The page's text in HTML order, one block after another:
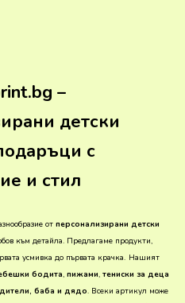
–
детски
с
и стил
от персонализирани детски
към детайла. Предлагаме продукти,
усмивка до първата крачка. Нашият
бодита, пижами, тениски за деца
баба и дядо. Всеки артикул може